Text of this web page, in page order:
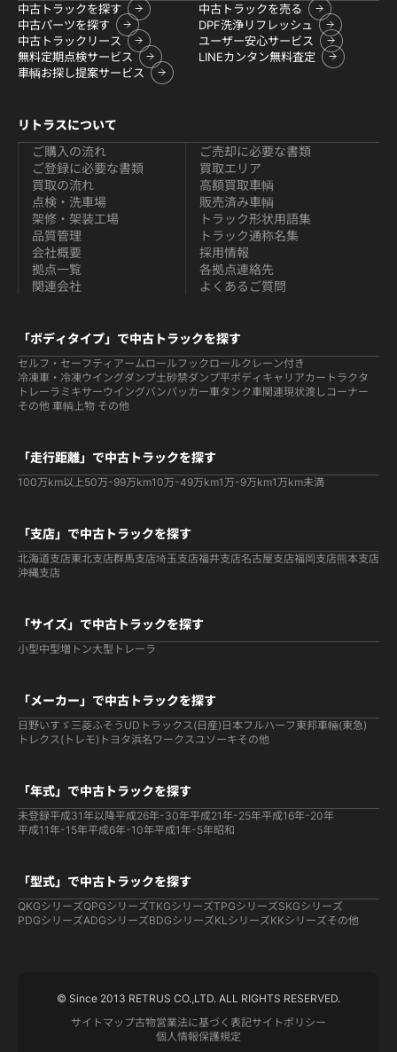
中古トラックを探す
中古トラックを売る
中古パーツを探す
DPF洗浄リフレッシュ
中古トラックリース
ユーザー安心サービス
無料定期点検サービス
LINEカンタン無料査定
車輌お探し提案サービス
リトラスについて
ご購入の流れ
ご登録に必要な書類
買取の流れ
ご売却に必要な書類
買取エリア
高額買取車輌
点検・洗車場
架修・架装工場
品質管理
販売済み車輌
トラック形状用語集
トラック通称名集
会社概要
拠点一覧
関連会社
採用情報
各拠点連絡先
よくあるご質問
「ボディタイプ」で中古トラックを探す
セルフ・セーフティ アームロールフックロールクレーン付き
冷凍車・冷凍ウイングダンプ土砂禁ダンプ平ボディ キャリアカー トラクタ
トレーラ ミキサーウイングバンパッカー車タンク車関連現状渡しコーナー
その他 車輌 上物 その他
「走行距離」で中古トラックを探す
100万km以上50万-99万km10万-49万km1万-9万km1万km未満
「支店」で中古トラックを探す
北海道支店東北支店群馬支店埼玉支店福井支店名古屋支店福岡支店熊本支店
沖縄支店
「サイズ」で中古トラックを探す
小型中型増トン大型 トレーラ
「メーカー」で中古トラックを探す
日野いすゞ 三菱ふそう UDトラックス(日産) 日本フルハーフ 東邦車輛(東急)
トレクス(トレモ) トヨタ浜名ワークス ユソーキその他
「年式」で中古トラックを探す
未登録平成31年以降平成26年-30年平成21年-25年平成16年-20年
平成11年-15年平成6年-10年平成1年-5年昭和
「型式」で中古トラックを探す
QKGシリーズQPGシリーズTKGシリーズTPGシリーズSKGシリーズ
PDGシリーズADGシリーズBDGシリーズKLシリーズKKシリーズその他
© Since 2013 RETRUS CO.,LTD. ALL RIGHTS RESERVED.
サイトマップ古物営業法に基づく表記サイトポリシー
個人情報保護規定